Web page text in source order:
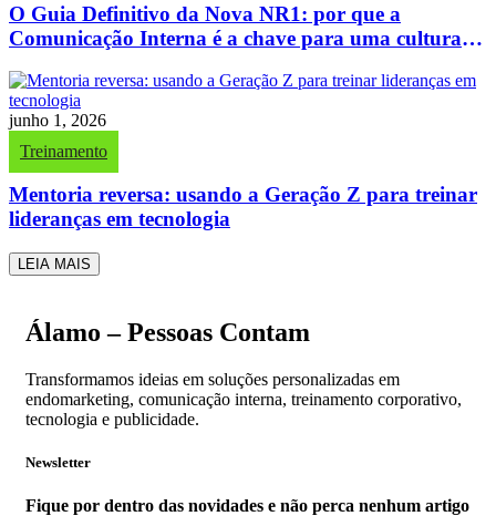
O Guia Definitivo da Nova NR1: por que a
Comunicação Interna é a chave para uma cultura
junho 1, 2026
Treinamento
Mentoria reversa: usando a Geração Z para treinar
lideranças em tecnologia
LEIA MAIS
Álamo – Pessoas Contam
Transformamos ideias em soluções personalizadas em
endomarketing, comunicação interna, treinamento corporativo,
tecnologia e publicidade.
Newsletter
Fique por dentro das novidades e não perca nenhum artigo